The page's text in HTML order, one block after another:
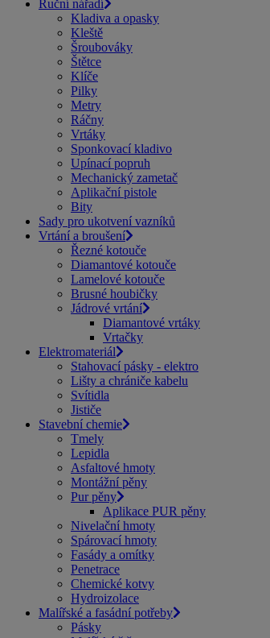
Ruční nářadí
Kladiva a opasky
Kleště
Šroubováky
Štětce
Klíče
Pilky
Metry
Ráčny
Vrtáky
Sponkovací kladivo
Upínací popruh
Mechanický zametač
Aplikační pistole
Bity
Sady pro ukotvení vazníků
Vrtání a broušení
Řezné kotouče
Diamantové kotouče
Lamelové kotouče
Brusné houbičky
Jádrové vrtání
Diamantové vrtáky
Vrtačky
Elektromateriál
Stahovací pásky - elektro
Lišty a chrániče kabelu
Svítidla
Jističe
Stavební chemie
Tmely
Lepidla
Asfaltové hmoty
Montážní pěny
Pur pěny
Aplikace PUR pěny
Nivelační hmoty
Spárovací hmoty
Fasády a omítky
Penetrace
Chemické kotvy
Hydroizolace
Malířské a fasádní potřeby
Pásky